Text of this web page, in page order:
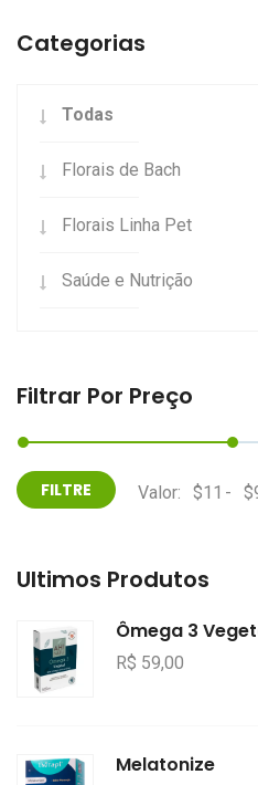
Categorias
Todas
Florais de Bach
Florais Linha Pet
Saúde e Nutrição
Filtrar Por Preço
Valor: -
Últimos Produtos
Ômega 3
R$ 59,00
Melatonize